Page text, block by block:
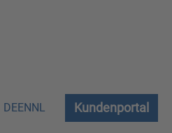
DEENNL Kundenportal